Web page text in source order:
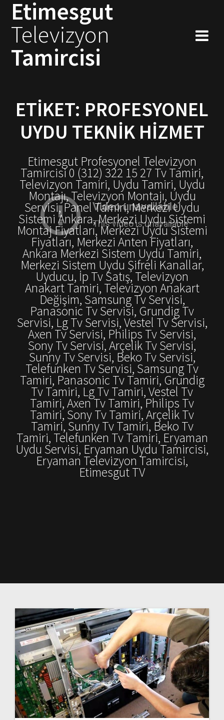
Skip
to
Etimesgut
Televizyon
Tamircisi
ETIKET: PROFESYONEL
UYDU TEKNIK HIZMET
Etimesgut Profesyonel Televizyon
Tamircisi 0 (312) 322 15 27 Tv Tamiri,
Televizyon Tamiri, Uydu Tamiri, Uydu
Montajı, Televizyon Montajı, Uydu
Servisi, Panel Tamiri, Merkezi Uydu
Sistemi Ankara, Merkezi Uydu Sistemi
Montaj Fiyatları, Merkezi Uydu Sistemi
Fiyatları, Merkezi Anten Fiyatları,
Ankara Merkezi Sistem Uydu Tamiri,
Merkezi Sistem Uydu Şifreli Kanallar,
Uyducu, İp Tv Satış, Televizyon
Anakart Tamiri, Televizyon Anakart
Değişim, Samsung Tv Servisi,
Panasonic Tv Servisi, Grundig Tv
Servisi, Lg Tv Servisi, Vestel Tv Servisi,
Axen Tv Servisi, Philips Tv Servisi,
Sony Tv Servisi, Arçelik Tv Servisi,
Sunny Tv Servisi, Beko Tv Servisi,
Telefunken Tv Servisi, Samsung Tv
Tamiri, Panasonic Tv Tamiri, Grundig
Tv Tamiri, Lg Tv Tamiri, Vestel Tv
Tamiri, Axen Tv Tamiri, Philips Tv
Tamiri, Sony Tv Tamiri, Arçelik Tv
Tamiri, Sunny Tv Tamiri, Beko Tv
Tamiri, Telefunken Tv Tamiri, Eryaman
Uydu Servisi, Eryaman Uydu Tamircisi,
Eryaman Televizyon Tamircisi,
Etimesgut TV